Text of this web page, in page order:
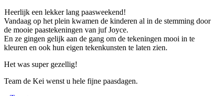
Heerlijk een lekker lang paasweekend!
Vandaag op het plein kwamen de kinderen al in de stemming door
de mooie paastekeningen van juf Joyce.
En ze gingen gelijk aan de gang om de tekeningen mooi in te
kleuren en ook hun eigen tekenkunsten te laten zien.
Het was super gezellig!
Team de Kei wenst u hele fijne paasdagen.